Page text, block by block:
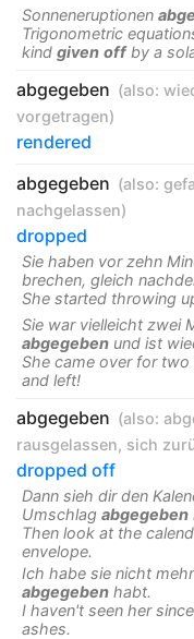
Sonneneruptionen
Trigonometric
kind given offby a
abgegeben (also:
vorgetragen)
rendered
abgegeben (also:
nachgelassen)
dropped
Sie haben vor zehn
brechen, gleich
She started throwing
Sie war vielleicht zwei
abgegeben und ist
She came over for two
and left!
abgegeben (also:
rausgelassen, sich
dropped off
Dann sieh dir den
Umschlag abgegeben
Then look at the
envelope.
Ich habe sie nicht
abgegeben habt.
I haven't seen her
ashes.